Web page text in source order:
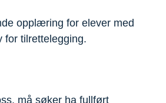
opplæring for elever med
for tilrettelegging.
må søker ha fullført